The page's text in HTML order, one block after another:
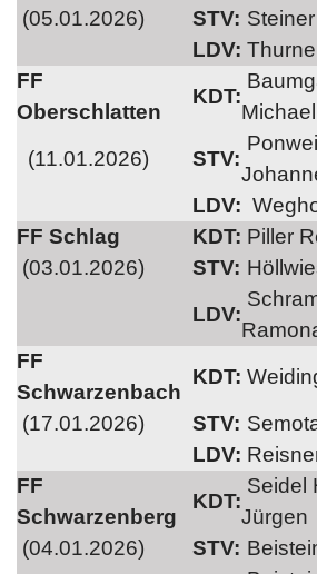
(05.01.2026)
STV:
LDV:
FF
Oberschlatten
KDT:
Michael
(11.01.2026) STV:
LDV:
FF Schlag
KDT: Piller
(03.01.2026)
STV:
LDV:
FF
Schwarzenbach
KDT:
(17.01.2026)
STV:
LDV:
FF
Schwarzenberg
KDT:
Seidel
Jürgen
(04.01.2026)
STV: